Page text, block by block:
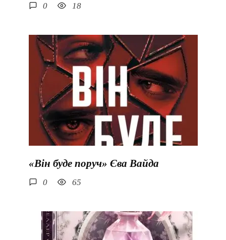
0 18
«Він буде поруч» Єва Вайда
0 65